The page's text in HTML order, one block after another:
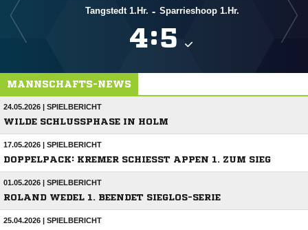
Tangstedt 1.Hr. - Sparrieshoop 1.Hr.
:
MANNSCHAFTS-NEWS
24.05.2026 | SPIELBERICHT
WILDE SCHLUSSPHASE IN HOLM
17.05.2026 | SPIELBERICHT
DOPPELPACK: KREMER SCHIESST APPEN 1. ZUM SIEG
01.05.2026 | SPIELBERICHT
ROLAND WEDEL 1. BEENDET SIEGLOS-SERIE
25.04.2026 | SPIELBERICHT